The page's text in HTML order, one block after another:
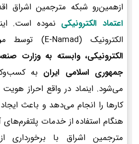
ازهمین‌رو شبکه مترجمین اشراق
اعتماد الکترونیکی نموده است.
الکترونیک (E-Namad) توسط م
الکترونیکی، وابسته به وزارت
جمهوری اسلامی ایران به
می‌شود. اینماد در واقع احراز
کارها را انجام می‌دهد و باعث
هنگام استفاده از خدمات
مترجمین اشراق با برخورداری